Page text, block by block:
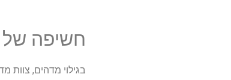
חשיפה של
בגילוי מדהים,